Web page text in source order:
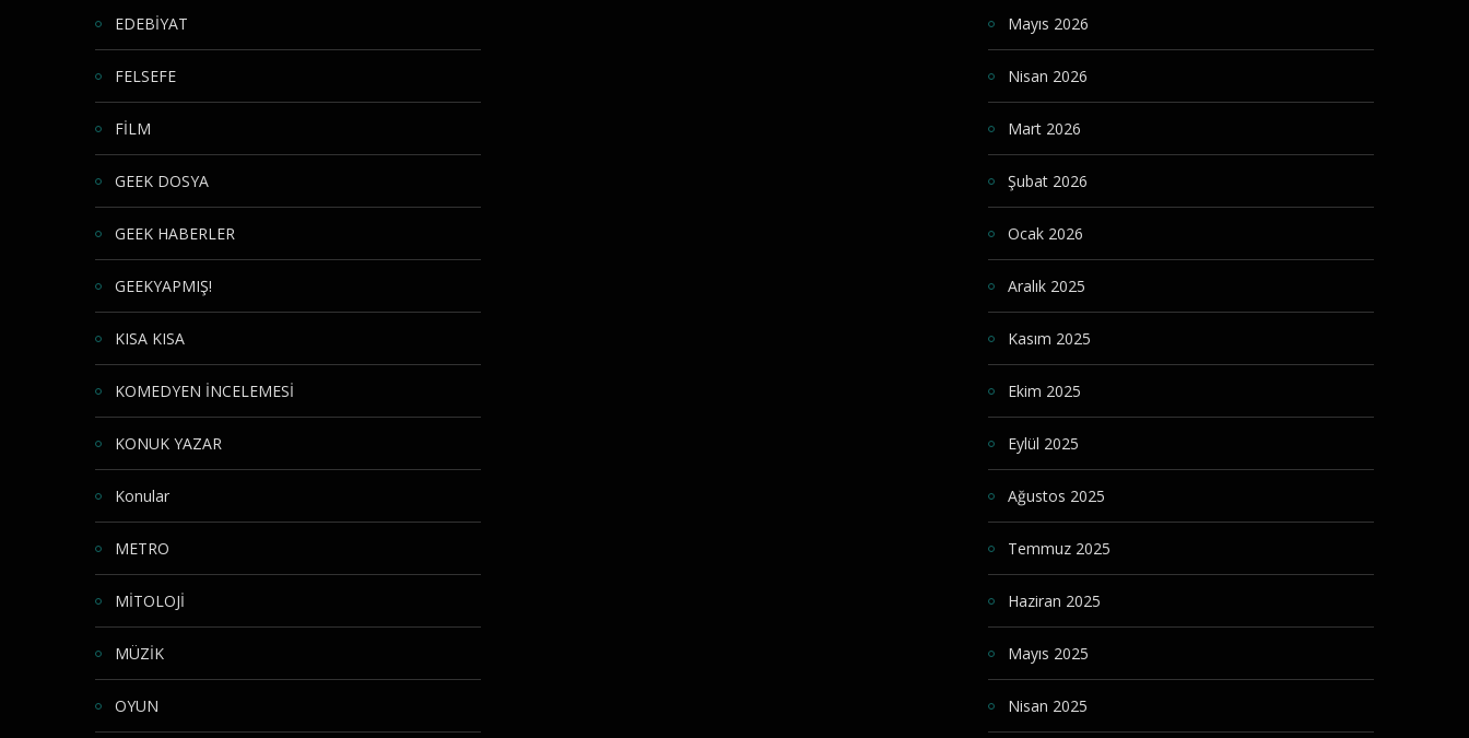
EDEBİYAT
FELSEFE
FİLM
GEEK DOSYA
GEEK HABERLER
GEEKYAPMIŞ!
KISA KISA
KOMEDYEN İNCELEMESİ
KONUK YAZAR
Konular
METRO
MİTOLOJİ
MÜZİK
OYUN
Mayıs 2026
Nisan 2026
Mart 2026
Şubat 2026
Ocak 2026
Aralık 2025
Kasım 2025
Ekim 2025
Eylül 2025
Ağustos 2025
Temmuz 2025
Haziran 2025
Mayıs 2025
Nisan 2025